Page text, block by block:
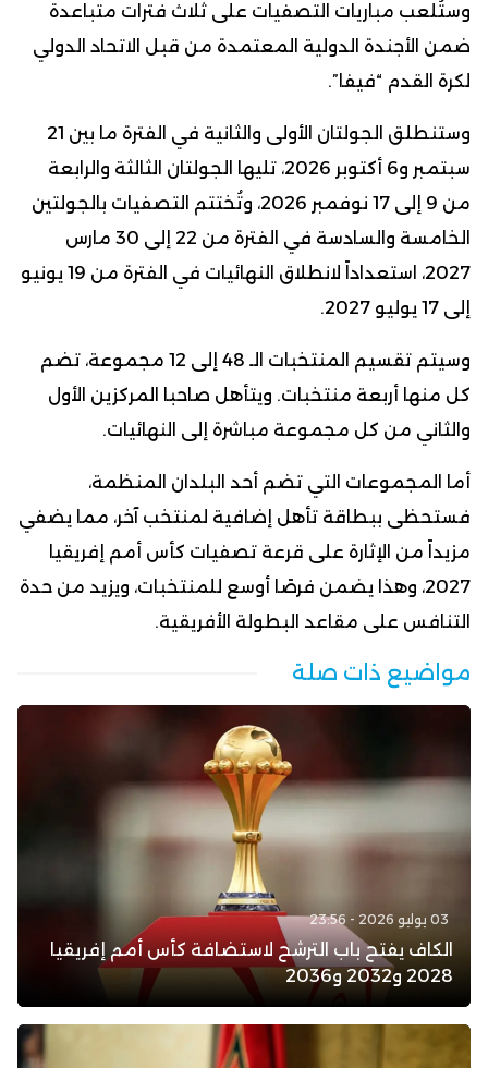
وستُلعب مباريات التصفيات على ثلاث فترات متباعدة
ضمن الأجندة الدولية المعتمدة من قبل الاتحاد الدولي
لكرة القدم “فيفا”.
وستنطلق الجولتان الأولى والثانية في الفترة ما بين 21
سبتمبر و6 أكتوبر 2026، تليها الجولتان الثالثة والرابعة
من 9 إلى 17 نوفمبر 2026، وتُختتم التصفيات بالجولتين
الخامسة والسادسة في الفترة من 22 إلى 30 مارس
2027، استعداداً لانطلاق النهائيات في الفترة من 19 يونيو
إلى 17 يوليو 2027.
وسيتم تقسيم المنتخبات الـ 48 إلى 12 مجموعة، تضم
كل منها أربعة منتخبات. ويتأهل صاحبا المركزين الأول
والثاني من كل مجموعة مباشرة إلى النهائيات.
أما المجموعات التي تضم أحد البلدان المنظمة،
فستحظى ببطاقة تأهل إضافية لمنتخب آخر، مما يضفي
مزيداً من الإثارة على قرعة تصفيات كأس أمم إفريقيا
2027، وهذا يضمن فرصًا أوسع للمنتخبات، ويزيد من حدة
التنافس على مقاعد البطولة الأفريقية.
مواضيع ذات صلة
03 يوليو 2026 - 23:56
الكاف يفتح باب الترشح لاستضافة كأس أمم إفريقيا
2028 و2032 و2036